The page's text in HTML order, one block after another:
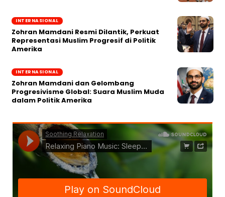
INTERNASIONAL
Zohran Mamdani Resmi Dilantik, Perkuat
Representasi Muslim Progresif di Politik
Amerika
INTERNASIONAL
Zohran Mamdani dan Gelombang
Progresivisme Global: Suara Muslim Muda
dalam Politik Amerika